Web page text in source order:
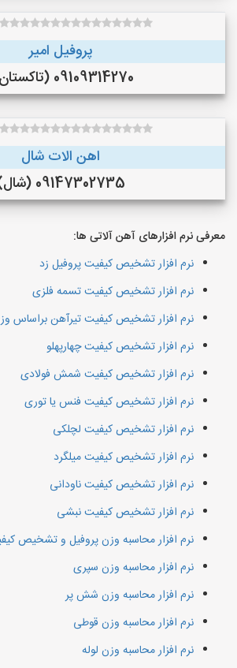
پروفیل امیر
09109314270 (تاکستان )
اهن الات شال
09147302735 (شال)
معرفی نرم افزارهای آهن آلاتی ها:
نرم افزار تشخیص کیفیت پروفیل زد
نرم افزار تشخیص کیفیت تسمه فلزی
نرم افزار تشخیص کیفیت تیرآهن براساس
نرم افزار تشخیص کیفیت چهارپهلو
نرم افزار تشخیص کیفیت شمش فولادی
نرم افزار تشخیص کیفیت فنس یا توری
نرم افزار تشخیص کیفیت لچلکی
نرم افزار تشخیص کیفیت میلگرد
نرم افزار تشخیص کیفیت ناودانی
نرم افزار تشخیص کیفیت نبشی
نرم افزار محاسبه وزن پروفیل و تشخیص
نرم افزار محاسبه وزن سپری
نرم افزار محاسبه وزن شش پر
نرم افزار محاسبه وزن قوطی
نرم افزار محاسبه وزن لوله